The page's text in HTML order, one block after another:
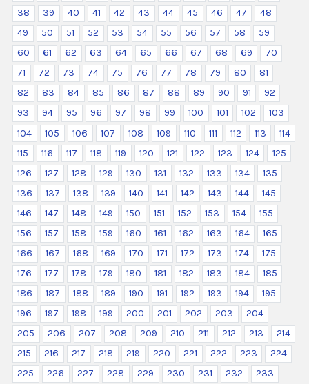
38
39 40 41 42 43 44 45 46 47
48
49
50 51 52 53 54 55 56 57 58
59
60
61 62 63 64 65 66 67 68 69
70
71
72 73 74 75 76 77 78 79 80
81
82
83 84 85 86 87 88 89 90 91
92
93
94 95 96 97 98 99 100 101 102
103
104
105 106 107 108 109 110 111 112 113
114
115
116 117 118 119 120 121 122 123 124
125
126
127 128 129 130 131 132 133 134
135
136
137 138 139 140 141 142 143 144
145
146
147 148 149 150 151 152 153 154
155
156
157 158 159 160 161 162 163 164
165
166
167 168 169 170 171 172 173 174
175
176
177 178 179 180 181 182 183 184
185
186
187 188 189 190 191 192 193 194
195
196
197 198 199 200 201 202 203
204
205
206 207 208 209 210 211 212 213
214
215
216 217 218 219 220 221 222 223
224
225
226 227 228 229 230 231 232 233